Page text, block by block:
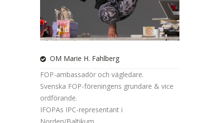
OM Marie H. Fahlberg
FOP-ambassadör och vägledare.
Svenska FOP-föreningens grundare & vice
ordförande.
IFOPAs IPC-representant i